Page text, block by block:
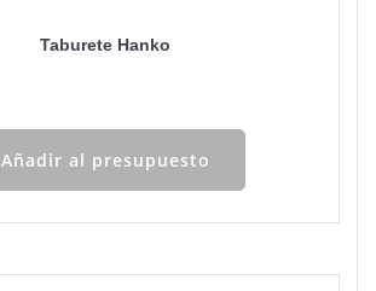
Taburete Hanko
Añadir al presupuesto